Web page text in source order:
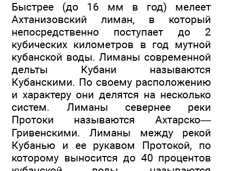
Быстрее (до 16 мм в год) мелеет
Ахтанизовский лиман, в который
непосредственно поступает до 2
кубических километров в год мутной
кубанской воды. Лиманы современной
дельты Кубани называются
Кубанскими. По своему расположению
и характеру они делятся на несколько
систем. Лиманы севернее реки
Протоки называются Ахтарско—
Гривенскими. Лиманы между рекой
Кубанью и ее рукавом Протокой, по
которому выносится до 40 процентов